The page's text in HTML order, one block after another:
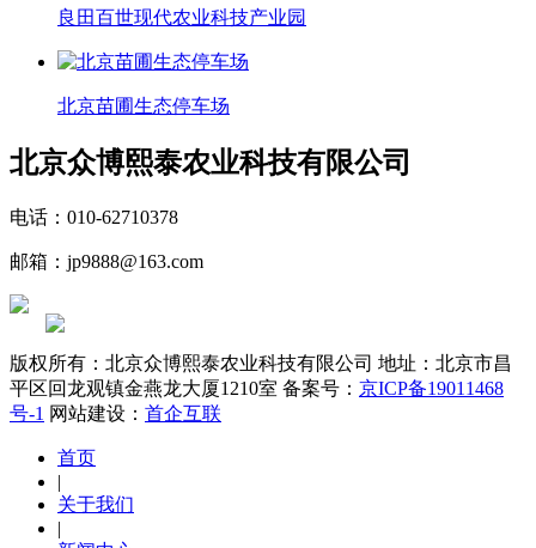
良田百世现代农业科技产业园
北京苗圃生态停车场
北京众博熙泰农业科技有限公司
电话：010-62710378
邮箱：jp9888@163.com
版权所有：北京众博熙泰农业科技有限公司 地址：北京市昌
平区回龙观镇金燕龙大厦1210室 备案号： 京ICP备19011468
号-1 网站建设： 首企互联
首页
|
关于我们
|